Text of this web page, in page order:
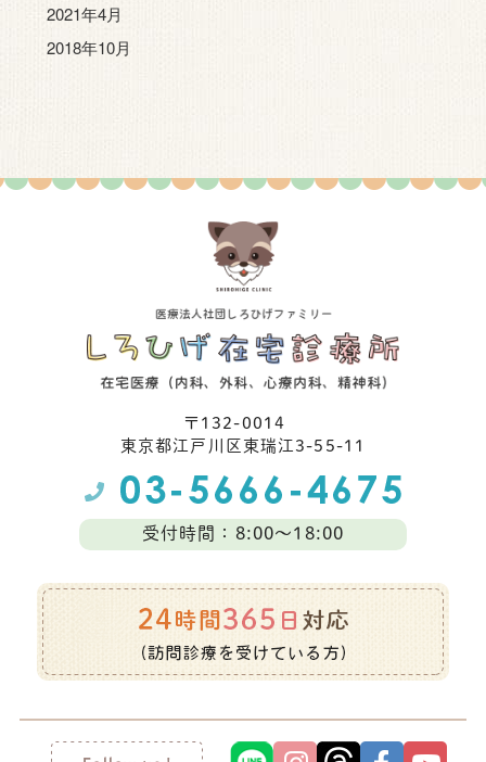
2021年4月
2018年10月
〒132-0014
東京都江⼾川区東瑞江3-55-11
受付時間：8:00～18:00